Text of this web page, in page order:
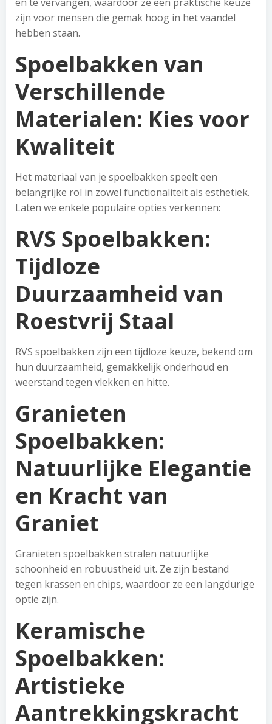
zijn voor mensen die gemak hoog in het vaandel
hebben staan.
Spoelbakken van
Verschillende
Materialen: Kies voor
Kwaliteit
Het materiaal van je spoelbakken speelt een
belangrijke rol in zowel functionaliteit als esthetiek.
Laten we enkele populaire opties verkennen:
RVS Spoelbakken:
Tijdloze
Duurzaamheid van
Roestvrij Staal
RVS spoelbakken zijn een tijdloze keuze, bekend om
hun duurzaamheid, gemakkelijk onderhoud en
weerstand tegen vlekken en hitte.
Granieten
Spoelbakken:
Natuurlijke Elegantie
en Kracht van
Graniet
Granieten spoelbakken stralen natuurlijke
schoonheid en robuustheid uit. Ze zijn bestand
tegen krassen en chips, waardoor ze een langdurige
optie zijn.
Keramische
Spoelbakken:
Artistieke
Aantrekkingskracht